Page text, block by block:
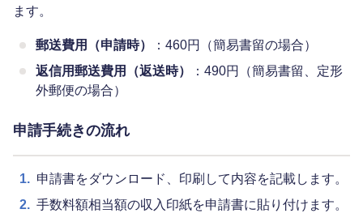
ます。
郵送費用（申請時）
：460円（簡易書留の場合）
返信用郵送費用（返送時）
：490円（簡易書留、定形
外郵便の場合）
申請手続きの流れ
1. 申請書をダウンロード、印刷して内容を記載します。
2. 手数料額相当額の収入印紙を申請書に貼り付けます。